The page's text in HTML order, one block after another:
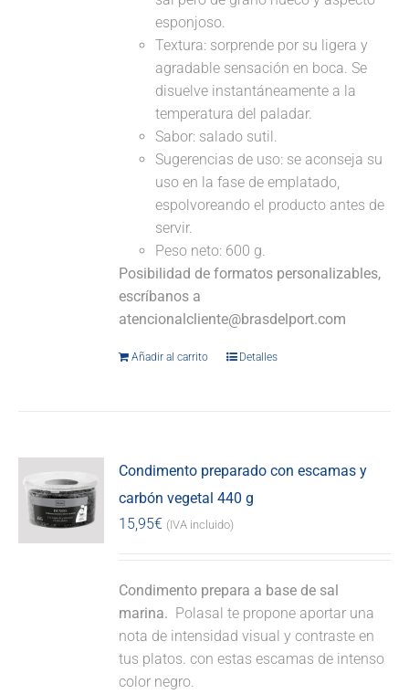
esponjoso.
Textura: sorprende por su ligera y
agradable sensación en boca. Se
disuelve instantáneamente a la
temperatura del paladar.
Sabor: salado sutil.
Sugerencias de uso: se aconseja su
uso en la fase de emplatado,
espolvoreando el producto antes de
servir.
Peso neto: 600 g.
Posibilidad de formatos personalizables,
escríbanos a
atencionalcliente@brasdelport.com
Añadir al carrito Detalles
Condimento preparado con escamas y
carbón vegetal 440 g
15,95€ (IVA incluido)
Condimento prepara a base de sal
marina. Polasal te propone aportar una
nota de intensidad visual y contraste en
tus platos. con estas escamas de intenso
color negro.